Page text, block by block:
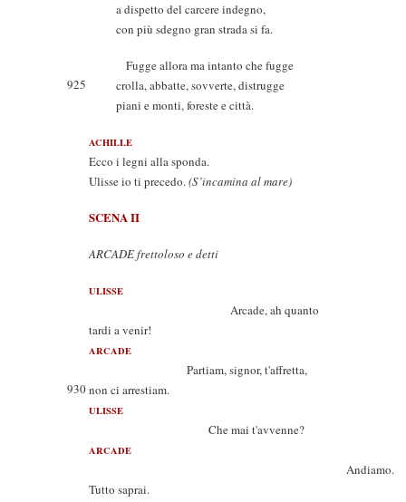
a dispetto del carcere indegno,
con più sdegno gran strada si fa.
Fugge allora ma intanto che fugge
925
crolla, abbatte, sovverte, distrugge
piani e monti, foreste e città.
ACHILLE
Ecco i legni alla sponda.
Ulisse io ti precedo.(S’incamina al mare)
SCENA II
ARCADE frettoloso e detti
ULISSE
Arcade, ah quanto
tardi a venir!
ARCADE
Partiam, signor, t'affretta,
930non ci arrestiam.
ULISSE
Che mai t'avvenne?
ARCADE
Andiamo.
Tutto saprai.